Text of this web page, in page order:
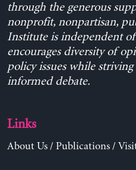
through the generous
nonprofit, nonpartisan,
Institute is independent
encourages diversity of
policy issues while
informed debate.
Links
About Us/ Publications/